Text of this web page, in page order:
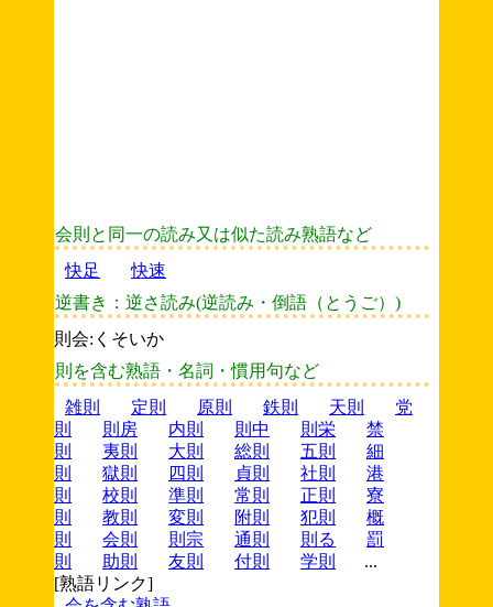
会則と同一の読み又は似た読み熟語など
快足
快速
逆書き：逆さ読み(逆読み・倒語（とうご）)
則会:くそいか
則を含む熟語・名詞・慣用句など
雑則
定則 原則 鉄則 天則
党
則
則房 内則 則中 則栄
禁
則
夷則 大則 総則 五則
細
則
獄則 四則 貞則 社則
港
則
校則 準則 常則 正則
寮
則
教則 変則 附則 犯則
概
則
会則 則宗 通則 則る
罰
則
助則 友則 付則 学則
...
[熟語リンク]